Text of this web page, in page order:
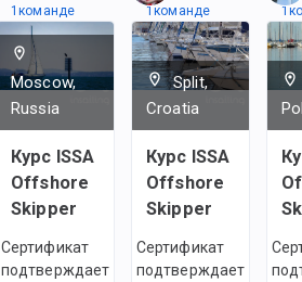
1командe
1командe
1
Moscow,
Russia
Курс ISSA
Offshore
Skipper
Сертификат
подтверждает
Split,
Croatia
Курс ISSA
Offshore
Skipper
Сертификат
подтверждает